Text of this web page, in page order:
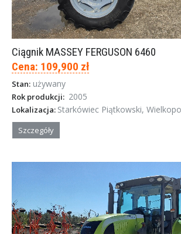
Ciągnik MASSEY FERGUSON 6460
Cena: 109,900 zł
Stan: używany
Rok produkcji: 2005
Lokalizacja: Starkówiec Piątkowski,
Szczegóły